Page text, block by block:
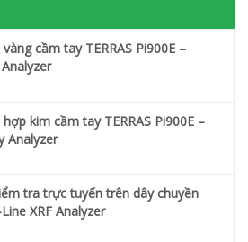
cầm tay TERRAS Pi900E –
kim cầm tay TERRAS Pi900E –
Analyzer
tra trực tuyến trên dây chuyền
XRF Analyzer